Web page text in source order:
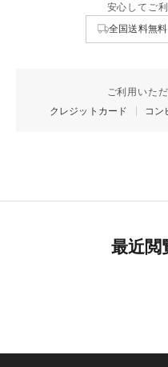
安心してご
全国送料無料
ご利用いた
クレジットカード
コン
最近閲